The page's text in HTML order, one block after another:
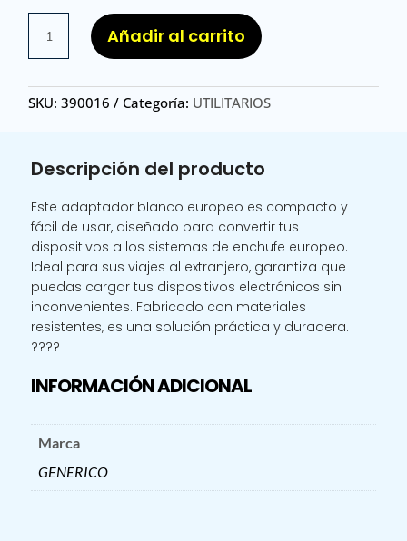
ADAPTADOR
BLANCO
/
ADAPTADOR
BLANCO
Añadir al carrito
SKU:390016 Categoría: UTILITARIOS
Descripción del producto
Este adaptador blanco europeo es compacto y
fácil de usar, diseñado para convertir tus
dispositivos a los sistemas de enchufe europeo.
Ideal para sus viajes al extranjero, garantiza que
puedas cargar tus dispositivos electrónicos sin
inconvenientes. Fabricado con materiales
resistentes, es una solución práctica y duradera.
????
INFORMACIÓN ADICIONAL
Marca
GENERICO